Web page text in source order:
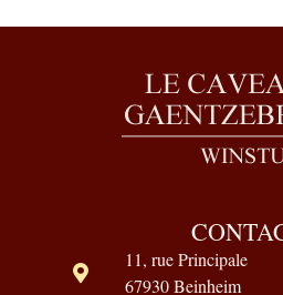
11, rue Principale
67930 Beinheim